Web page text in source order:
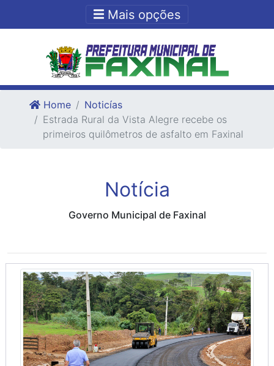
Ir para o fim do conteudo
Mais opções
Home
Noticías
Estrada Rural da Vista Alegre recebe os
primeiros quilômetros de asfalto em Faxinal
Notícia
Governo Municipal de Faxinal